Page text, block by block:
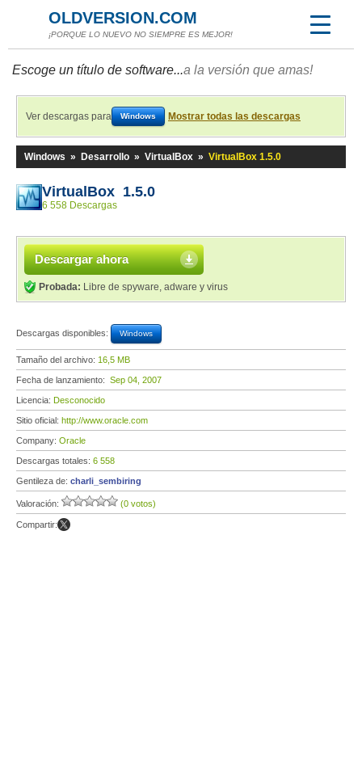
OLDVERSION.COM
¡PORQUE LO NUEVO NO SIEMPRE ES MEJOR!
Escoge un título de software...a la versión que amas!
Ver descargas para Windows Mostrar todas las descargas
Windows » Desarrollo » VirtualBox » VirtualBox 1.5.0
VirtualBox 1.5.0
6 558 Descargas
Descargar ahora
Probada: Libre de spyware, adware y virus
Descargas disponibles: Windows
Tamaño del archivo: 16,5 MB
Fecha de lanzamiento: Sep 04, 2007
Licencia: Desconocido
Sitio oficial: http://www.oracle.com
Company: Oracle
Descargas totales: 6 558
Gentileza de: charli_sembiring
Valoración: (0 votos)
Compartir: